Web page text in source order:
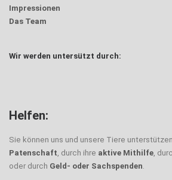
Impressionen
Das Team
Wir werden untersützt durch:
Helfen:
Sie können uns und unsere Tiere
Patenschaft, durch ihre aktive Mithilfe,
oder durch Geld- oder Sachspenden.